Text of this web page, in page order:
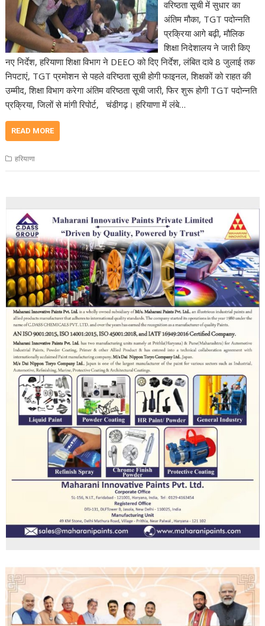
वरिष्ठता सूची में सुधार का
अंतिम मौका, TGT पदोन्नति
प्रक्रिया आगे बढ़ी, मौलिक
शिक्षा निदेशालय ने जारी किए
नए निर्देश, हरियाणा शिक्षा विभाग ने DEEO को दिए निर्देश, लंबित दावे 8 जुलाई तक
निपटाएं, TGT प्रमोशन से पहले वरिष्ठता सूची होगी फाइनल, शिक्षकों को राहत की
उम्मीद, शिक्षा विभाग करेगा अंतिम वरिष्ठता सूची जारी, फिर शुरू होगी TGT पदोन्नति
प्रक्रिया, जिलों से मांगी रिपोर्ट, चंडीगढ़। हरियाणा में लंबे…
READ MORE
हरियाणा